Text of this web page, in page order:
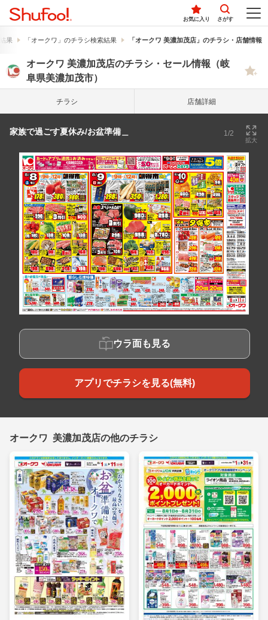
お気に入り さがす
果 「オークワ」のチラシ検索結果 「オークワ 美濃加茂店」のチラシ・店舗情報
オークワ 美濃加茂店のチラシ・セール情報（岐
阜県美濃加茂市）
チラシ 店舗詳細
家族で過ごす夏休み/お盆準備＿ 1/2
拡大
ウラ面も見る
アプリでチラシを見る(無料)
オークワ 美濃加茂店の他のチラシ